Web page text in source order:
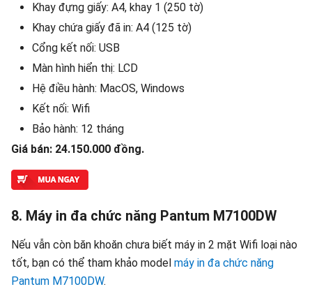
Khay đựng giấy: A4, khay 1 (250 tờ)
Khay chứa giấy đã in: A4 (125 tờ)
Cổng kết nối: USB
Màn hình hiển thị: LCD
Hệ điều hành: MacOS, Windows
Kết nối: Wifi
Bảo hành: 12 tháng
Giá bán: 24.150.000 đồng.
8. Máy in đa chức năng Pantum M7100DW
Nếu vẫn còn băn khoăn chưa biết máy in 2 mặt Wifi loại nào
tốt, bạn có thể tham khảo model máy in đa chức năng
Pantum M7100DW.